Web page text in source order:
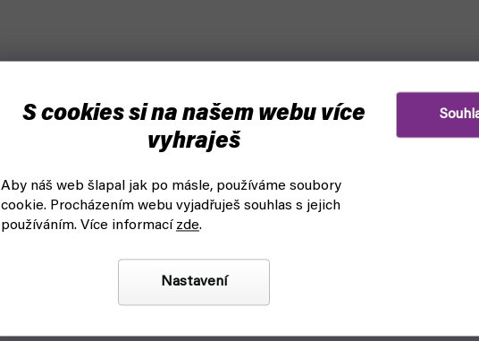
S cookies si na našem webu více
vyhraješ
Aby náš web šlapal jak po másle, používáme soubory
cookie. Procházením webu vyjadřuješ souhlas s jejich
používáním. Více informací zde.
Nastavení
Vallejo Spray - Acrylic Satin Varnish
Detail